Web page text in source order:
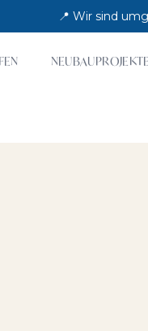
📍 Wir sind
NEUBAUPROJEKTE